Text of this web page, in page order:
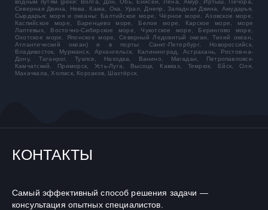
водным путям (реки: Волга, Дон, Обь, Енисей, Лена, Амур, Иртыш, Печора,
Северная Двина, Нева, Кама, Ока, Урал, Днепр, Западная Двина, Амударья,
Сырдарья; моря и океаны: Балтийское море, Чёрное море, Азовское море,
Каспийское море, Баренцево море, Белое море, Карское море, море
Лаптевых, Восточно-Сибирское море, Чукотское море, Берингово море,
Охотское море, Японское море, Северный Ледовитый океан, Тихий океан,
Атлантический океан) и в порты: Санкт-Петербург, Новороссийск,
Владивосток, Мурманск, Архангельск, Калининград, Астрахань, Ростов-на-
Дону, Таганрог, Туапсе, Находка, Ванино, Магадан, Петропавловск-
Камчатский, Приморск, Усть-Луга, Высоцк, Кавказ, Темрюк, Ейск, Оля,
Махачкала, Холмск, Корсаков, Шахтёрск.
КОНТАКТЫ
Самый эффективный способ решения задачи —
консультация опытных специалистов.